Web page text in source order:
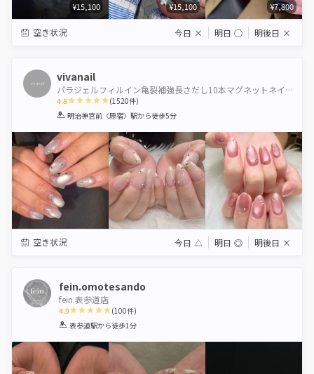
¥15,100 ¥15,100 ¥7,800
空き状況 今日 × 明日 ◯ 明後日 ×
vivanail
パラジェルフィルイン亀裂補強長さだし10本マグネットネイル海外ネイル自爪を傷つけないワンホンネイル
4.8
1 2 3 4 5
(1520件)
明治神宮前〈原宿〉駅から徒歩5分
空き状況 今日 △ 明日 ◎ 明後日 ×
fein.omotesando
fein.表参道店
4.9
1 2 3 4 5
(100件)
表参道駅から徒歩1分